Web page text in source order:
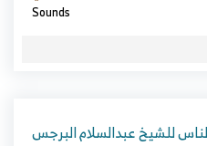
Sounds
للشيخ عبدالسلام البرجس